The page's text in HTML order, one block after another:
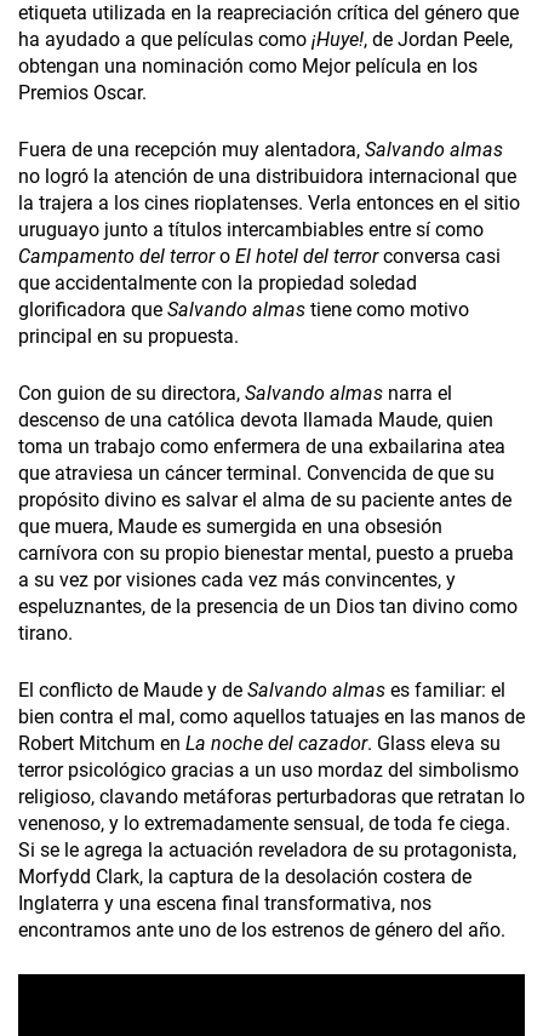
etiqueta utilizada en la reapreciación crítica del género que
ha ayudado a que películas como ¡Huye!, de Jordan Peele,
obtengan una nominación como Mejor película en los
Premios Oscar.
Fuera de una recepción muy alentadora, Salvando almas
no logró la atención de una distribuidora internacional que
la trajera a los cines rioplatenses. Verla entonces en el sitio
uruguayo junto a títulos intercambiables entre sí como
Campamento del terroro El hotel del terrorconversa casi
que accidentalmente con la propiedad soledad
glorificadora que Salvando almas tiene como motivo
principal en su propuesta.
Con guion de su directora, Salvando almas narra el
descenso de una católica devota llamada Maude, quien
toma un trabajo como enfermera de una exbailarina atea
que atraviesa un cáncer terminal. Convencida de que su
propósito divino es salvar el alma de su paciente antes de
que muera, Maude es sumergida en una obsesión
carnívora con su propio bienestar mental, puesto a prueba
a su vez por visiones cada vez más convincentes, y
espeluznantes, de la presencia de un Dios tan divino como
tirano.
El conflicto de Maude y de Salvando almas es familiar: el
bien contra el mal, como aquellos tatuajes en las manos de
Robert Mitchum en La noche del cazador. Glass eleva su
terror psicológico gracias a un uso mordaz del simbolismo
religioso, clavando metáforas perturbadoras que retratan lo
venenoso, y lo extremadamente sensual, de toda fe ciega.
Si se le agrega la actuación reveladora de su protagonista,
Morfydd Clark, la captura de la desolación costera de
Inglaterra y una escena final transformativa, nos
encontramos ante uno de los estrenos de género del año.